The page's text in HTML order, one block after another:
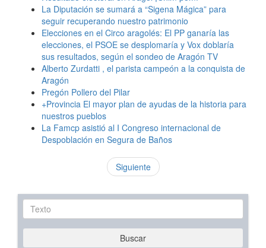
La Diputación se sumará a “Sigena Mágica” para
seguir recuperando nuestro patrimonio
Elecciones en el Circo aragolés: El PP ganaría las
elecciones, el PSOE se desplomaría y Vox doblaría
sus resultados, según el sondeo de Aragón TV
Alberto Zurdatti , el parista campeón a la conquista de
Aragón
Pregón Pollero del Pilar
+Provincia El mayor plan de ayudas de la historia para
nuestros pueblos
La Famcp asistió al I Congreso internacional de
Despoblación en Segura de Baños
Siguiente
Texto
Buscar